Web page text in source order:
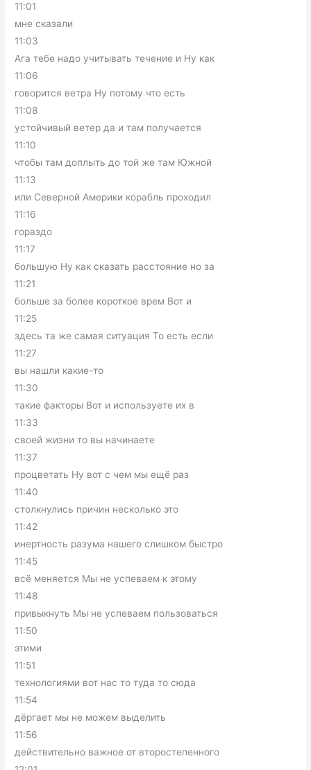
11:01
мне сказали
11:03
Ага тебе надо учитывать течение и Ну как
11:06
говорится ветра Ну потому что есть
11:08
устойчивый ветер да и там получается
11:10
чтобы там доплыть до той же там Южной
11:13
или Северной Америки корабль проходил
11:16
гораздо
11:17
большую Ну как сказать расстояние но за
11:21
больше за более короткое врем Вот и
11:25
здесь та же самая ситуация То есть если
11:27
вы нашли какие-то
11:30
такие факторы Вот и используете их в
11:33
своей жизни то вы начинаете
11:37
процветать Ну вот с чем мы ещё раз
11:40
столкнулись причин несколько это
11:42
инертность разума нашего слишком быстро
11:45
всё меняется Мы не успеваем к этому
11:48
привыкнуть Мы не успеваем пользоваться
11:50
этими
11:51
технологиями вот нас то туда то сюда
11:54
дёргает мы не можем выделить
11:56
действительно важное от второстепенного